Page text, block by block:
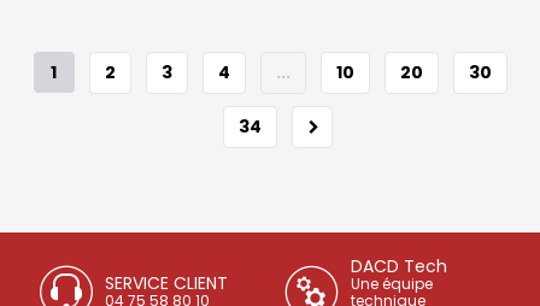
1 2 3 4 ... 10 20 30
34
SERVICE CLIENT
04 75 58 80 10
DACD Tech
Une équipe
technique